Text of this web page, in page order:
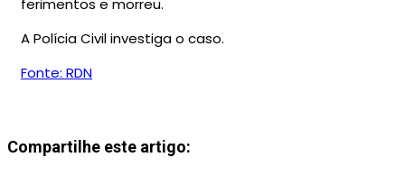
A Polícia Civil investiga o caso.
Fonte: RDN
Compartilhe este artigo: